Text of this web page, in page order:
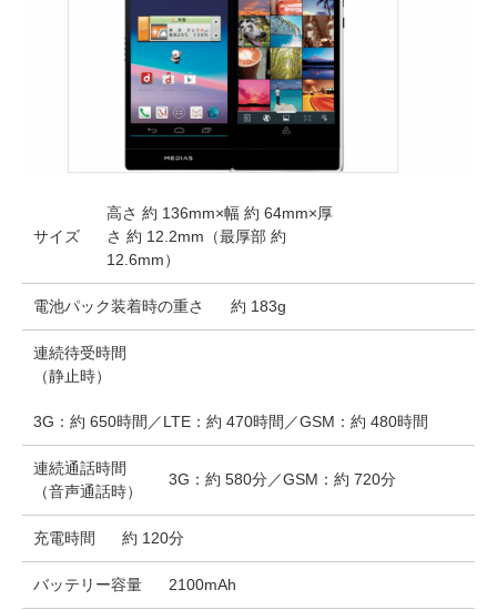
サイズ
高さ 約 136mm×幅 約 64mm×厚
さ 約 12.2mm（最厚部 約
12.6mm）
電池パック装着時の重さ 約 183g
連続待受時間
（静止時）
3G：約 650時間／LTE：約 470時間／GSM：約 480時間
連続通話時間
（音声通話時）
3G：約 580分／GSM：約 720分
充電時間 約 120分
バッテリー容量 2100mAh